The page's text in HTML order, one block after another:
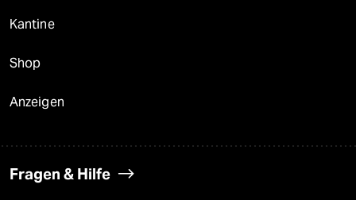
Kantine
Shop
Anzeigen
Fragen & Hilfe